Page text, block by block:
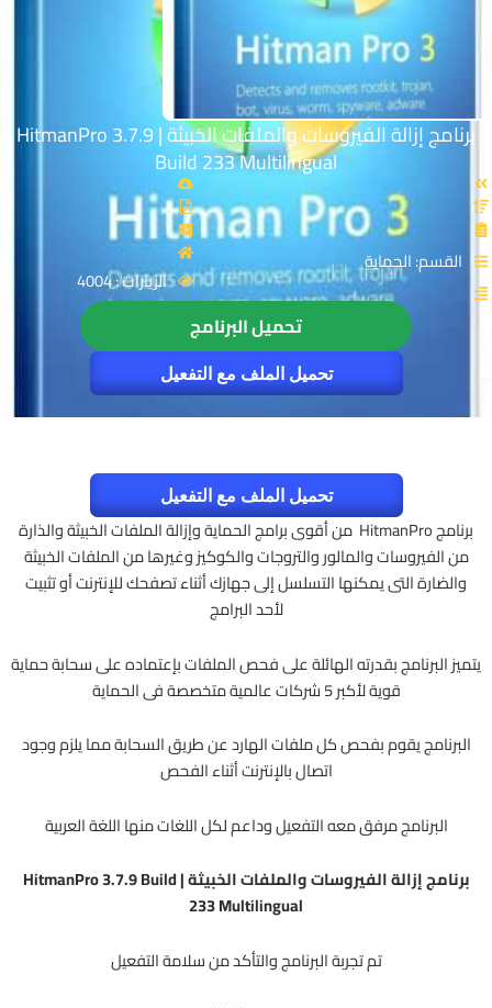
برنامج إزالة الفيروسات والملفات الخبيثة | HitmanPro 3.7.9
Build 233 Multilingual
القسم: الحماية
الزيارات : 4004
تحميل البرنامج
تحميل الملف مع التفعيل
تحميل الملف مع التفعيل
برنامج HitmanPro من أقوى برامج الحماية وإزالة الملفات الخبيثة والذارة
من الفيروسات والمالور والتروجات والكوكيز وغيرها من الملفات الخبيثة
والضارة التى يمكنها التسلسل إلى جهازك أثناء تصفحك للإنترنت أو تثبيت
لأحد البرامج
يتميز البرنامج بقدرته الهائلة على فحص الملفات بإعتماده على سحابة حماية
قوية لأكبر 5 شركات عالمية متخصصة فى الحماية
البرنامج يقوم بفحص كل ملفات الهارد عن طريق السحابة مما يلزم وجود
اتصال بالإنترنت أثناء الفحص
البرنامج مرفق معه التفعيل وداعم لكل اللغات منها اللغة العربية
برنامج إزالة الفيروسات والملفات الخبيثة | HitmanPro 3.7.9 Build
233 Multilingual
تم تجربة البرنامج والتأكد من سلامة التفعيل